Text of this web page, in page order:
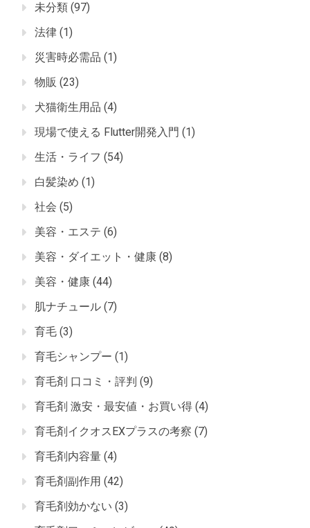
未分類 (97)
法律 (1)
災害時必需品 (1)
物販 (23)
犬猫衛生用品 (4)
現場で使える Flutter開発入門 (1)
生活・ライフ (54)
白髪染め (1)
社会 (5)
美容・エステ (6)
美容・ダイエット・健康 (8)
美容・健康 (44)
肌ナチュール (7)
育毛 (3)
育毛シャンプー (1)
育毛剤 口コミ・評判 (9)
育毛剤 激安・最安値・お買い得 (4)
育毛剤イクオスEXプラスの考察 (7)
育毛剤内容量 (4)
育毛剤副作用 (42)
育毛剤効かない (3)